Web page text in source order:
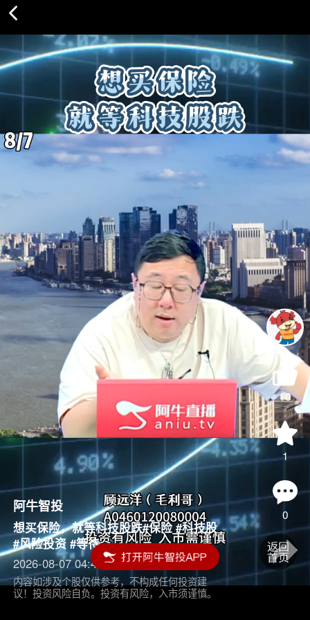
10
1
0
阿牛智投
想买保险，就等科技股跌#保险 #科技股
#风险投资 #等待
2026-08-07 04:45
内容如涉及个股仅供参考，不构成任何投资建
议！投资风险自负。投资有风险，入市须谨慎。